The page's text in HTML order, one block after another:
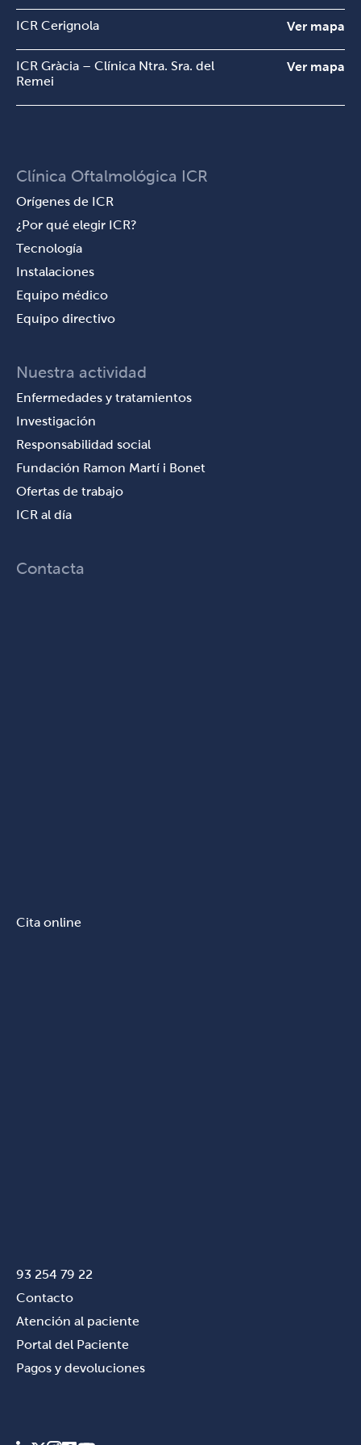
ICR Cerignola Ver mapa
ICR Gràcia – Clínica Ntra. Sra. del
Remei
Ver mapa
Clínica Oftalmológica ICR
Orígenes de ICR
¿Por qué elegir ICR?
Tecnología
Instalaciones
Equipo médico
Equipo directivo
Nuestra actividad
Enfermedades y tratamientos
Investigación
Responsabilidad social
Fundación Ramon Martí i Bonet
Ofertas de trabajo
ICR al día
Contacta
Cita online
93 254 79 22
Contacto
Atención al paciente
Portal del Paciente
Pagos y devoluciones